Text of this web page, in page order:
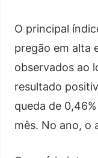
O principal
pregão em alta
observados ao
resultado
queda de
mês. No ano, o